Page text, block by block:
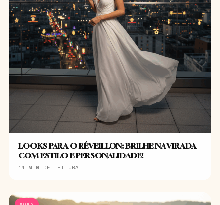
LOOKS PARA O RÉVEILLON: BRILHE NA VIRADA
COM ESTILO E PERSONALIDADE!
11 MIN DE LEITURA